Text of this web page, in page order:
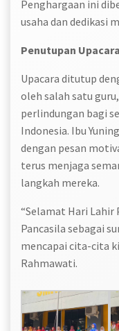
Penghargaan ini
usaha dan dedikasi
Penutupan Upacara
Upacara ditutup
oleh salah satu
perlindungan bagi
Indonesia. Ibu
dengan pesan
terus menjaga
langkah mereka.
“Selamat Hari Lahir
Pancasila sebagai
mencapai cita-cita
Rahmawati.